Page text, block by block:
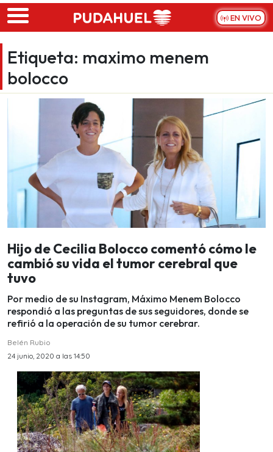
Skip to main content
EN VIVO
Etiqueta: maximo menem
bolocco
Hijo de Cecilia Bolocco comentó cómo le
cambió su vida el tumor cerebral que
tuvo
Por medio de su Instagram, Máximo Menem Bolocco
respondió a las preguntas de sus seguidores, donde se
refirió a la operación de su tumor cerebrar.
Belén Rubio
24 junio, 2020 a las 14:50